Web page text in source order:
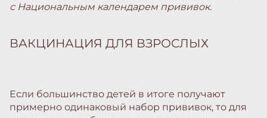
с Национальным календарем прививок.
ВАКЦИНАЦИЯ ДЛЯ ВЗРОСЛЫХ
Если большинство детей в итоге получают
примерно одинаковый набор прививок, то для